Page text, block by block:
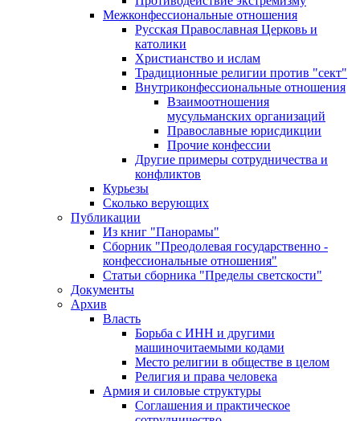
Межконфессиональные отношения
Русская Православная Церковь и
католики
Христианство и ислам
Традиционные религии против "сект"
Внутриконфессиональные отношения
Взаимоотношения
мусульманских организаций
Православные юрисдикции
Прочие конфессии
Другие примеры сотрудничества и
конфликтов
Курьезы
Сколько верующих
Публикации
Из книг "Панорамы"
Сборник "Преодолевая государственно -
конфессиональные отношения"
Статьи сборника "Пределы светскости"
Документы
Архив
Власть
Борьба с ИНН и другими
машиночитаемыми кодами
Место религии в обществе в целом
Религия и права человека
Армия и силовые структуры
Соглашения и практическое